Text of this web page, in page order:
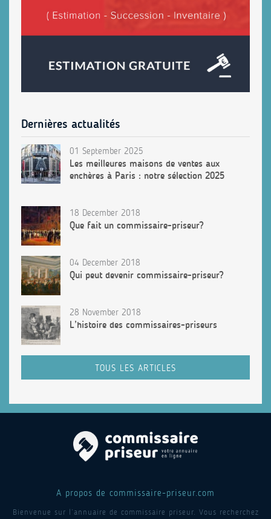
Dernières actualités
01 September 2025
Les meilleures maisons de ventes aux
enchères à Paris : notre sélection 2025
18 December 2018
Que fait un commissaire-priseur?
04 December 2018
Qui peut devenir commissaire-priseur?
28 November 2018
L’histoire des commissaires-priseurs
TOUS LES ARTICLES
A propos de commissaire-priseur.com
Bienvenue sur l’annuaire de commissaire priseur. Vous recherchez